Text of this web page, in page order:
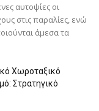
αυτοψίες οι
στις παραλίες, ενώ
άμεσα τα
Χωροταξικό
Στρατηγικό